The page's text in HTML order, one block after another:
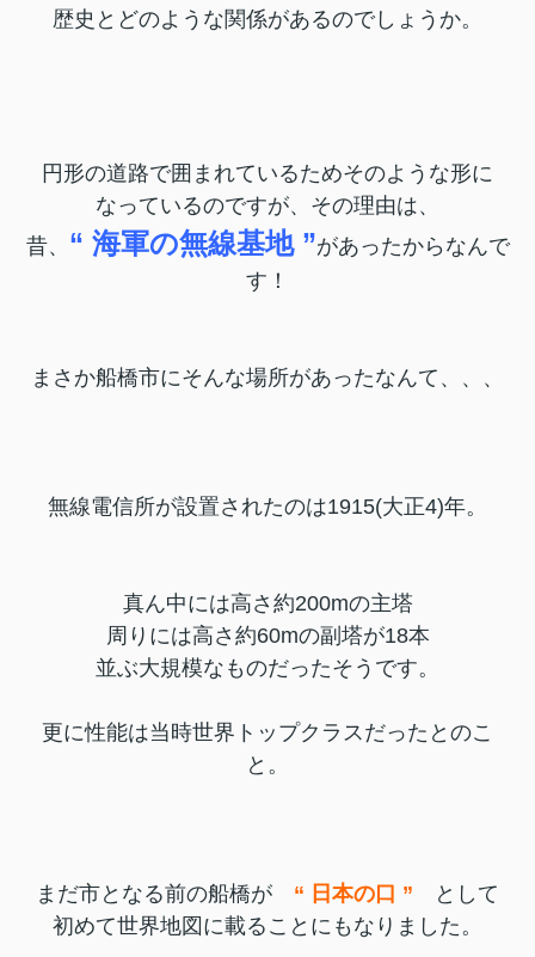
歴史とどのような関係があるのでしょうか。
円形の道路で囲まれているためそのような形に
なっているのですが、 その理由は、
昔、 “ 海軍の無線基地 ”があったからなんで
す！
まさか船橋市にそんな場所があったなんて、、、
無線電信所が設置されたのは1915(大正4)年。
真ん中には高さ約200mの主塔
周りには高さ約60mの副塔が18本
並ぶ大規模なものだったそうです。
更に性能は当時世界トップクラスだったとのこ
と。
まだ市となる前の船橋が “ 日本の口 ”
として
初めて世界地図に載ることにもなりました。